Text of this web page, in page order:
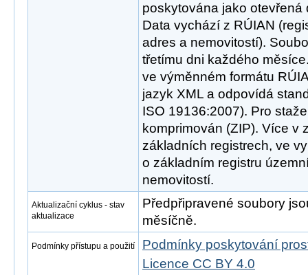
poskytována jako otevřená
Data vychází z RÚIAN
adres a nemovitostí).
třetímu dni každého
ve výměnném formátu
jazyk XML a odpovídá
ISO 19136:2007). Pro
komprimován (ZIP). Více v
základních registrech, ve
o základním registru
nemovitostí.
Aktualizační cyklus - stav
aktualizace
Předpřipravené soubory
měsíčně.
Podmínky přístupu a použití
Podmínky poskytování
Licence CC BY 4.0